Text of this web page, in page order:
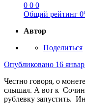
0 0 0
Общий рейтинг
Автор
Поделиться
Опубликовано 16
Честно говоря, о
слышал. А вот к
рублевку запустить.